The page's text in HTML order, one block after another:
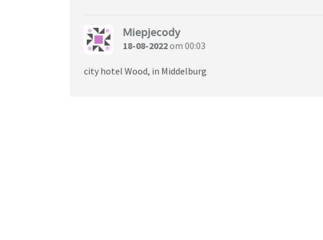
Miepjecody
18-08-2022om 00:03
city hotel Wood, in Middelburg